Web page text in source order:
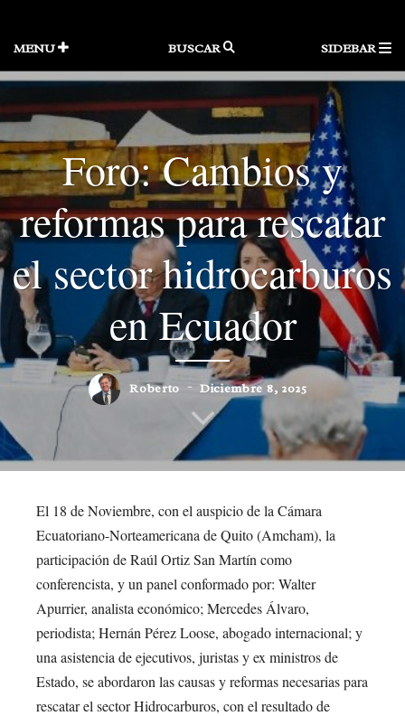
content
MENU BUSCAR SIDEBAR
Foro: Cambios y
reformas para rescatar
el sector hidrocarburos
en Ecuador
Roberto Diciembre 8, 2025
El 18 de Noviembre, con el auspicio de la Cámara
Ecuatoriano-Norteamericana de Quito (Amcham), la
participación de Raúl Ortiz San Martín como
conferencista, y un panel conformado por: Walter
Apurrier, analista económico; Mercedes Álvaro,
periodista; Hernán Pérez Loose, abogado internacional; y
una asistencia de ejecutivos, juristas y ex ministros de
Estado, se abordaron las causas y reformas necesarias para
rescatar el sector Hidrocarburos, con el resultado de